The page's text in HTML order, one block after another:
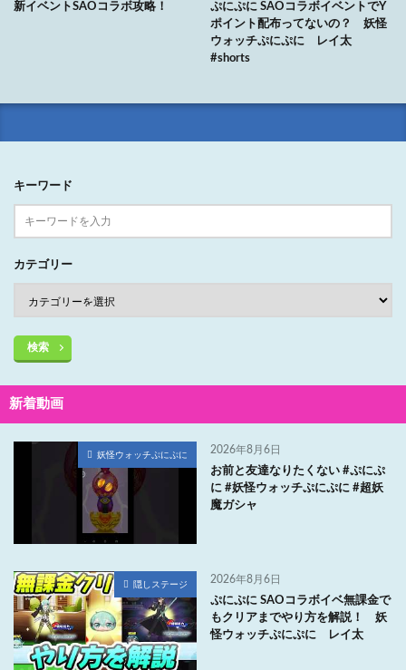
新イベントSAOコラボ攻略！
ぷにぷに SAOコラボイベントでY
ポイント配布ってないの？ 妖怪
ウォッチぷにぷに レイ太
#shorts
キーワード
カテゴリー
検索
新着動画
妖怪ウォッチぷにぷに 2026年8月6日
お前と友達なりたくない #ぷにぷ
に #妖怪ウォッチぷにぷに #超妖
魔ガシャ
隠しステージ 2026年8月6日
ぷにぷに SAOコラボイベ無課金で
もクリアまでやり方を解説！ 妖
怪ウォッチぷにぷに レイ太